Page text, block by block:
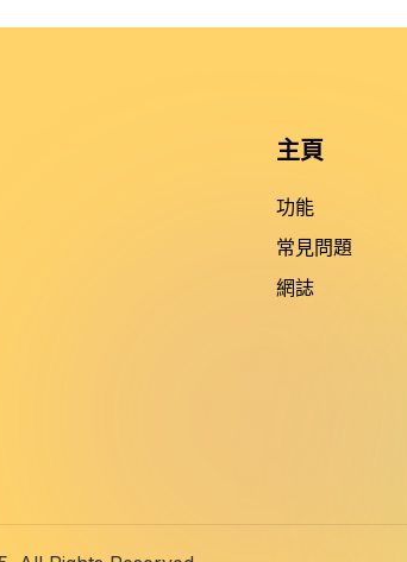
主頁
功能
常見問題
網誌